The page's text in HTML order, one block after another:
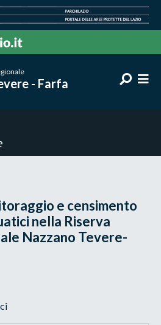
- Farfa
e censimento
nella Riserva
Nazzano Tevere-